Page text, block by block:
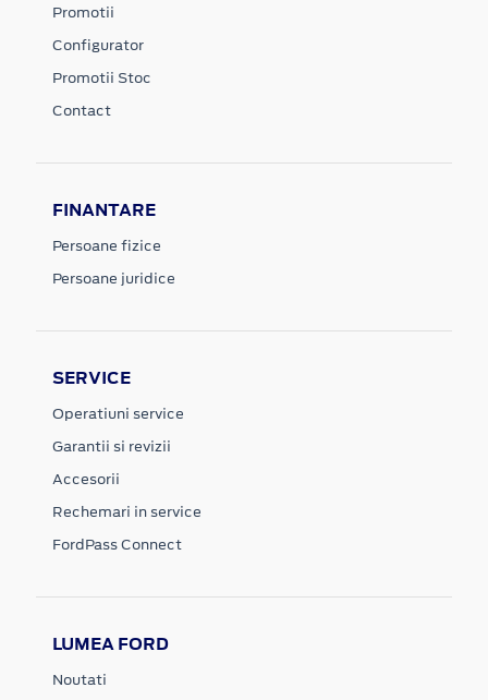
Promotii
Configurator
Promotii Stoc
Contact
FINANTARE
Persoane fizice
Persoane juridice
SERVICE
Operatiuni service
Garantii si revizii
Accesorii
Rechemari in service
FordPass Connect
LUMEA FORD
Noutati